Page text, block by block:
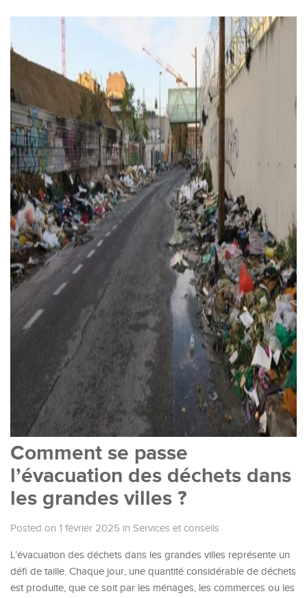
Comment se passe
l’évacuation des déchets dans
les grandes villes ?
Posted on 1 février 2025 in Services et conseils
L’évacuation des déchets dans les grandes villes représente un
défi de taille. Chaque jour, une quantité considérable de déchets
est produite, que ce soit par les ménages, les commerces ou les